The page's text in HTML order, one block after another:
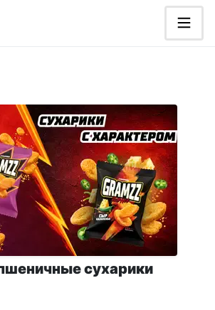
содержанию
Foods - дистрибьютор продуктов
сухарики